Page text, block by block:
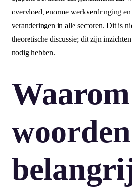
overvloed, enorme werkverdringing
veranderingen in alle sectoren. Dit is
theoretische discussie; dit zijn
nodig hebben.
woorden